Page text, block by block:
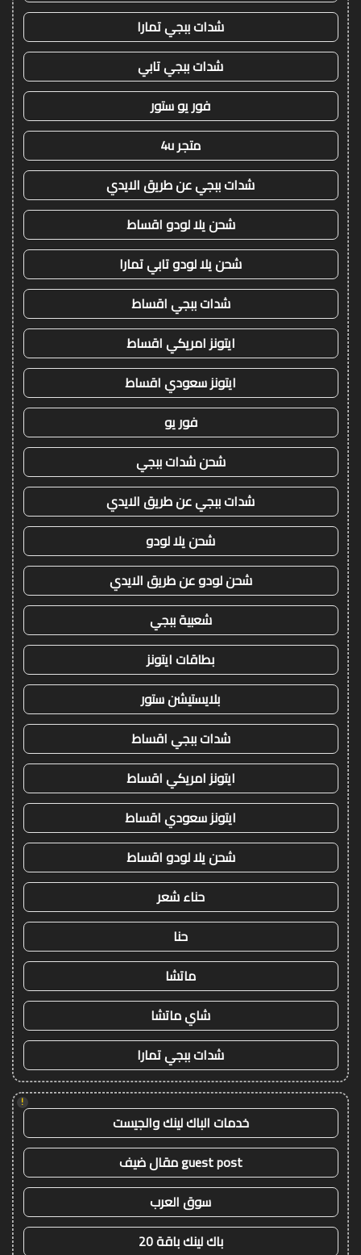
شدات ببجي تمارا
شدات ببجي تابي
فور يو ستور
متجر 4u
شدات ببجي عن طريق الايدي
شحن يلا لودو اقساط
شحن يلا لودو تابي تمارا
شدات ببجي اقساط
ايتونز امريكي اقساط
ايتونز سعودي اقساط
فور يو
شحن شدات ببجي
شدات ببجي عن طريق الايدي
شحن يلا لودو
شحن لودو عن طريق الايدي
شعبية ببجي
بطاقات ايتونز
بلايستيشن ستور
شدات ببجي اقساط
ايتونز امريكي اقساط
ايتونز سعودي اقساط
شحن يلا لودو اقساط
حناء شعر
حنا
ماتشا
شاي ماتشا
شدات ببجي تمارا
!
خدمات الباك لينك والجيست
guest post مقال ضيف
سوق العرب
باك لينك باقة 20